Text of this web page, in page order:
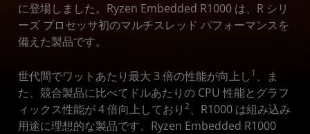
開始する
に登場しました。Ryzen Embedded R1000 は、R シリ
ーズ プロセッサ初のマルチスレッド パフォーマンスを
備えた製品です。
世代間でワットあたり最大 3 倍の性能が向上し1 、ま
た、競合製品に比べてドルあたりの CPU 性能とグラフ
ィックス性能が 4 倍向上しており 2、R1000 は組み込み
用途に理想的な製品です。Ryzen Embedded R1000